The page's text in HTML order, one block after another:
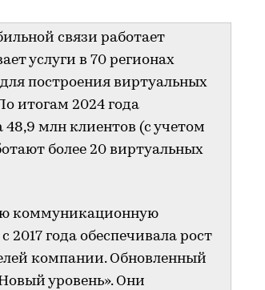
связи работает
услуги в 70 регионах
построения виртуальных
итогам 2024 года
48,9 млн клиентов (с учетом
более 20 виртуальных
коммуникационную
2017 года обеспечивала рост
компании. Обновленный
уровень». Они